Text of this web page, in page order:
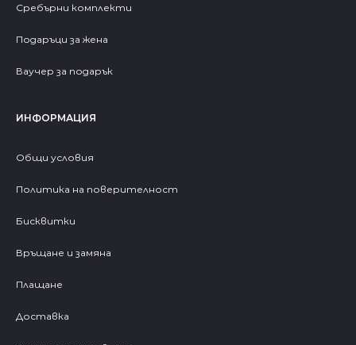
Сребърни комплекти
Подаръци за жена
Ваучер за подарък
ИНФОРМАЦИЯ
Общи условия
Политика на поверителност
Бисквитки
Връщане и замяна
Плащане
Доставка